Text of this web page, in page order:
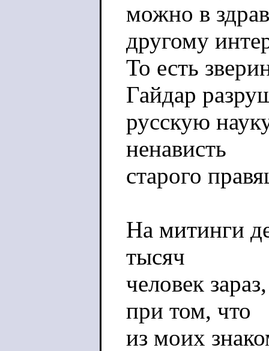
можно в
другому
То есть
Гайдар
русскую
ненависть
старого
На митинги
тысяч
человек
при том, что
из моих